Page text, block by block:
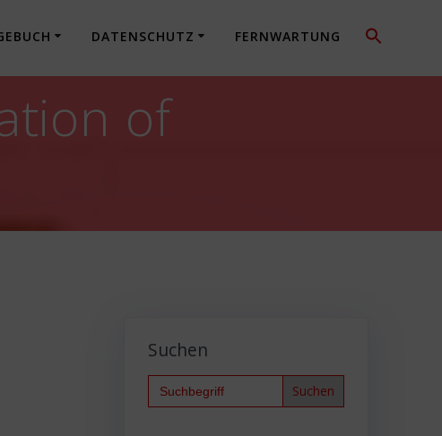
DATENSCHUTZ FERNWARTUNG
of
Suchen
Search
for: